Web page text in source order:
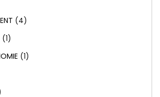
(4)
(1)
(1)